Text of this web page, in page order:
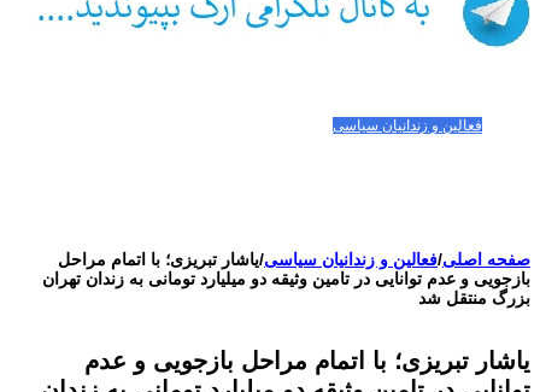
فعالین و زندانیان سیاسی
صفحه اصلی/فعالین و زندانیان سیاسی/یاشار تبریزی؛ با اتمام مراحل
بازجویی و عدم توانایی در تامین وثیقه دو میلیارد تومانی به زندان تهران
بزرگ منتقل شد
یاشار تبریزی؛ با اتمام مراحل بازجویی و عدم